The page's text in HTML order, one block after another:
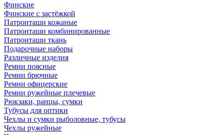
Финские
Финские с застёжкой
Патронташи кожаные
Патронташи комбинированные
Патронташи ткань
Подарочные наборы
Различные изделия
Ремни поясные
Ремни брючные
Ремни офицерские
Ремни ружейные плечевые
Рюкзаки, ранцы, сумки
Тубусы для оптики
Чехлы и сумки рыболовные, тубусы
Чехлы ружейные